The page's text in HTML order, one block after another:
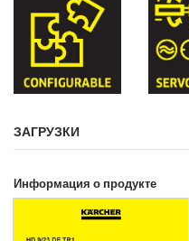
ЗАГРУЗКИ
Информация о продукте